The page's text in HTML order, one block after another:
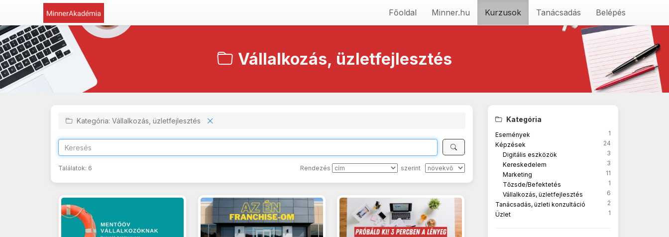
Főoldal Minner.hu Kurzusok Tanácsadás Belépés
Vállalkozás, üzletfejlesztés
Kategória
Események
1
Képzések
24
Digitális eszközök
3
Kereskedelem
3
Marketing
11
Tőzsde/Befektetés
1
Vállalkozás, üzletfejlesztés
6
Tanácsadás, üzleti konzultáció
2
Üzlet
1
Kategória: Vállalkozás, üzletfejlesztés
Találatok: 6 Rendezés szerint